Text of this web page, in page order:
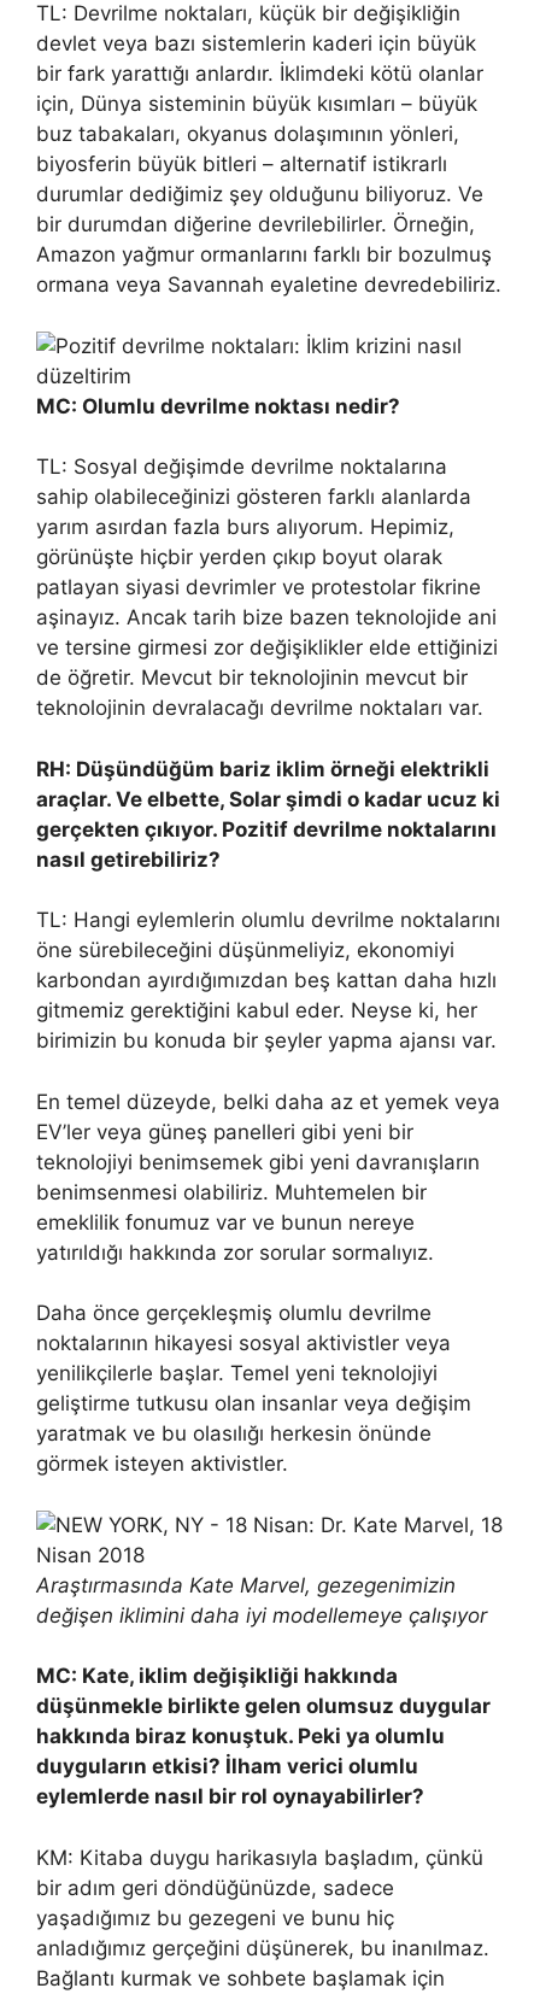
TL: Devrilme noktaları, küçük bir değişikliğin
devlet veya bazı sistemlerin kaderi için büyük
bir fark yarattığı anlardır. İklimdeki kötü olanlar
için, Dünya sisteminin büyük kısımları – büyük
buz tabakaları, okyanus dolaşımının yönleri,
biyosferin büyük bitleri – alternatif istikrarlı
durumlar dediğimiz şey olduğunu biliyoruz. Ve
bir durumdan diğerine devrilebilirler. Örneğin,
Amazon yağmur ormanlarını farklı bir bozulmuş
ormana veya Savannah eyaletine devredebiliriz.
MC: Olumlu devrilme noktası nedir?
TL: Sosyal değişimde devrilme noktalarına
sahip olabileceğinizi gösteren farklı alanlarda
yarım asırdan fazla burs alıyorum. Hepimiz,
görünüşte hiçbir yerden çıkıp boyut olarak
patlayan siyasi devrimler ve protestolar fikrine
aşinayız. Ancak tarih bize bazen teknolojide ani
ve tersine girmesi zor değişiklikler elde ettiğinizi
de öğretir. Mevcut bir teknolojinin mevcut bir
teknolojinin devralacağı devrilme noktaları var.
RH: Düşündüğüm bariz iklim örneği elektrikli
araçlar. Ve elbette, Solar şimdi o kadar ucuz ki
gerçekten çıkıyor. Pozitif devrilme noktalarını
nasıl getirebiliriz?
TL: Hangi eylemlerin olumlu devrilme noktalarını
öne sürebileceğini düşünmeliyiz, ekonomiyi
karbondan ayırdığımızdan beş kattan daha hızlı
gitmemiz gerektiğini kabul eder. Neyse ki, her
birimizin bu konuda bir şeyler yapma ajansı var.
En temel düzeyde, belki daha az et yemek veya
EV’ler veya güneş panelleri gibi yeni bir
teknolojiyi benimsemek gibi yeni davranışların
benimsenmesi olabiliriz. Muhtemelen bir
emeklilik fonumuz var ve bunun nereye
yatırıldığı hakkında zor sorular sormalıyız.
Daha önce gerçekleşmiş olumlu devrilme
noktalarının hikayesi sosyal aktivistler veya
yenilikçilerle başlar. Temel yeni teknolojiyi
geliştirme tutkusu olan insanlar veya değişim
yaratmak ve bu olasılığı herkesin önünde
görmek isteyen aktivistler.
Araştırmasında Kate Marvel, gezegenimizin
değişen iklimini daha iyi modellemeye çalışıyor
MC: Kate, iklim değişikliği hakkında
düşünmekle birlikte gelen olumsuz duygular
hakkında biraz konuştuk. Peki ya olumlu
duyguların etkisi? İlham verici olumlu
eylemlerde nasıl bir rol oynayabilirler?
KM: Kitaba duygu harikasıyla başladım, çünkü
bir adım geri döndüğünüzde, sadece
yaşadığımız bu gezegeni ve bunu hiç
anladığımız gerçeğini düşünerek, bu inanılmaz.
Bağlantı kurmak ve sohbete başlamak için